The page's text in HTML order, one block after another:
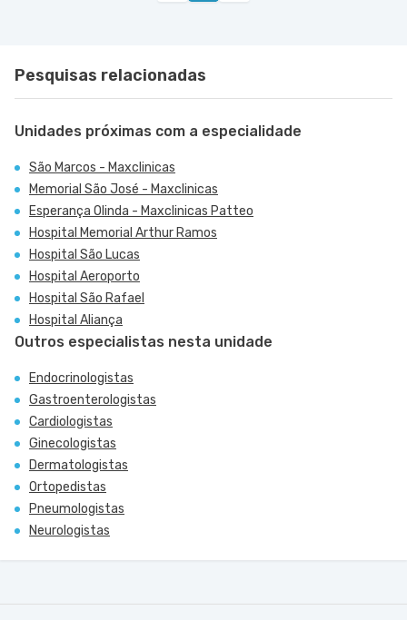
Pesquisas relacionadas
Unidades próximas com a especialidade
São Marcos - Maxclinicas
Memorial São José - Maxclinicas
Esperança Olinda - Maxclinicas Patteo
Hospital Memorial Arthur Ramos
Hospital São Lucas
Hospital Aeroporto
Hospital São Rafael
Hospital Aliança
Outros especialistas nesta unidade
Endocrinologistas
Gastroenterologistas
Cardiologistas
Ginecologistas
Dermatologistas
Ortopedistas
Pneumologistas
Neurologistas